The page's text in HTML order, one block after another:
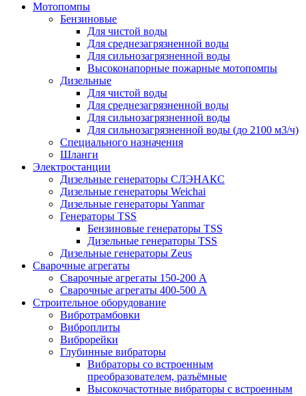
Мотопомпы
Бензиновые
Для чистой воды
Для среднезагрязненной воды
Для сильнозагрязненной воды
Высоконапорные пожарные мотопомпы
Дизельные
Для чистой воды
Для среднезагрязненной воды
Для сильнозагрязненной воды
Для сильнозагрязненной воды (до 2100 м3/ч)
Специального назначения
Шланги
Электростанции
Дизельные генераторы СЛЭНАКС
Дизельные генераторы Weichai
Дизельные генераторы Yanmar
Генераторы TSS
Бензиновые генераторы TSS
Дизельные генераторы TSS
Дизельные генераторы Zeus
Сварочные агрегаты
Сварочные агрегаты 150-200 А
Сварочные агрегаты 400-500 А
Строительное оборудование
Вибротрамбовки
Виброплиты
Виброрейки
Глубинные вибраторы
Вибраторы со встроенным
преобразователем, разъёмные
Высокочастотные вибраторы с встроенным